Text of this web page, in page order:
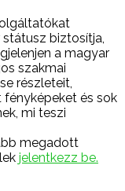
biztosítja,
a magyar
szakmai
részleteit,
és sok
mi teszi
megadott
jelentkezz be.